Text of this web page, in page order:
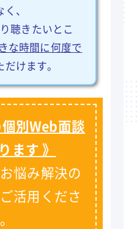
、
聴きたいとこ
な時間に何度で
けます。
個別Web面談
ます 》
悩み解決の
活用くださ